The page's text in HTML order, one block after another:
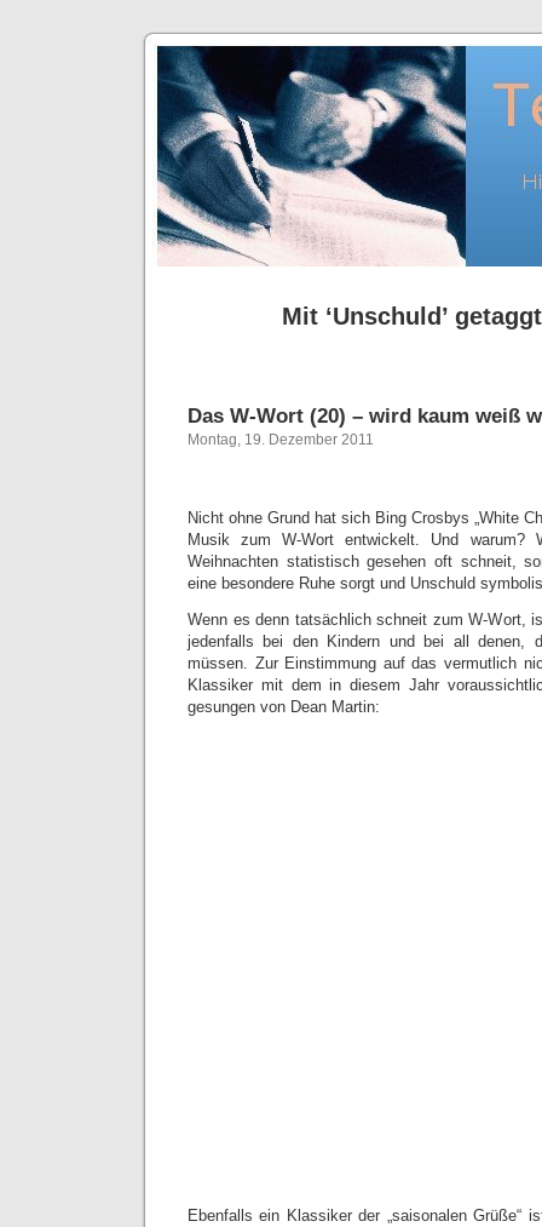
Mit ‘Unschuld’
Das W-Wort (20) – wird kaum weiß
Montag, 19. Dezember 2011
Nicht ohne Grund hat sich Bing Crosbys „White
Musik zum W-Wort entwickelt. Und warum?
Weihnachten statistisch gesehen oft schneit,
eine besondere Ruhe sorgt und Unschuld
Wenn es denn tatsächlich schneit zum W-Wort,
jedenfalls bei den Kindern und bei all denen,
müssen. Zur Einstimmung auf das vermutlich
Klassiker mit dem in diesem Jahr
gesungen von Dean Martin:
Ebenfalls ein Klassiker der „saisonalen Grüße“